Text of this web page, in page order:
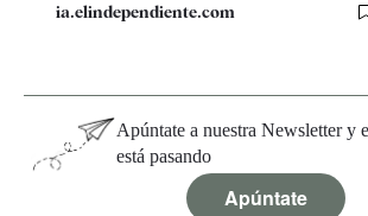
ia.elindependiente.com
Apúntate a nuestra Newsletter y
está pasando
Apúntate